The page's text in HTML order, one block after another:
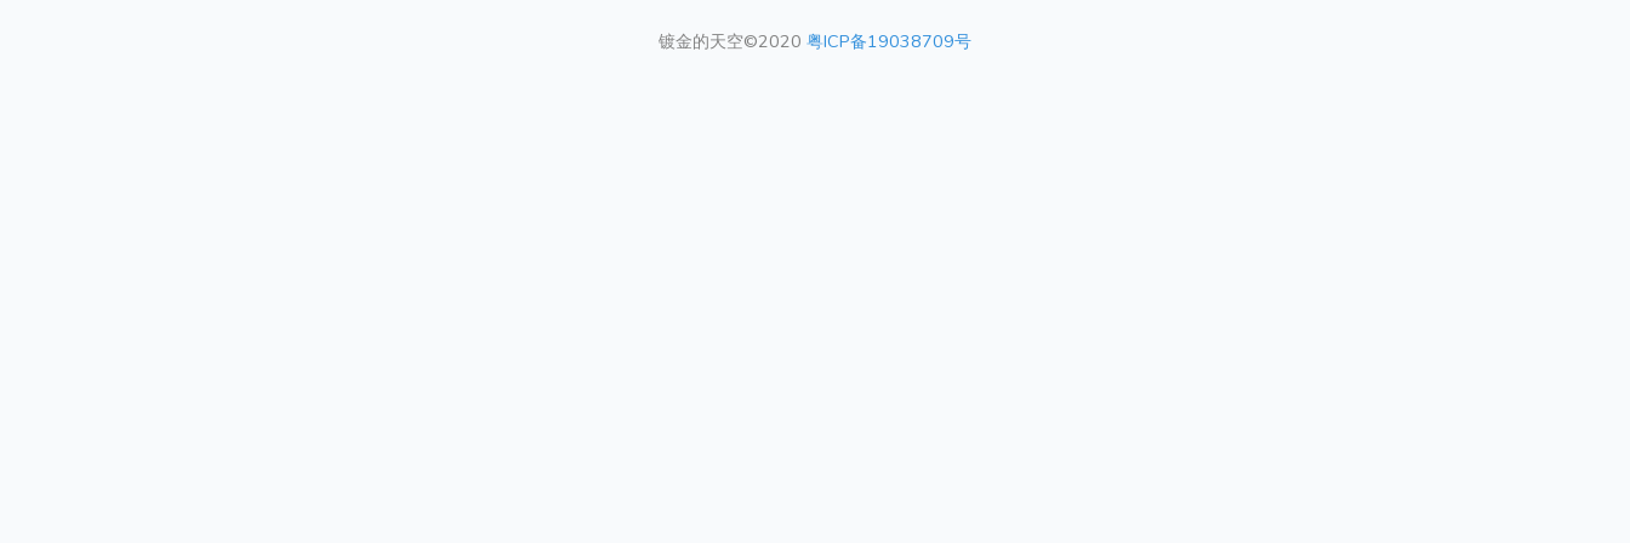
镀金的天空©2020 粤ICP备19038709号